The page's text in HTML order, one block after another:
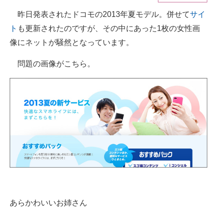
ITの今と未来を見通す
スマホと通信の最新トレンド
進化するPCとデバイスの未来
ビジネスと働き方のヒント
企業ITのトレンドを詳説
経営リーダーのコミュニティ
ITエンジニア向け専門サイト
昨日発表されたドコモの2013年夏モデル。併せてサイ
ト も更新されたのですが、その中にあった1枚の女性画
像にネットが騒然となっています。
問題の画像がこちら。
あらかわいいお姉さん